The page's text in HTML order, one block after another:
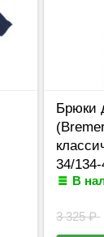
Брюки
34/
синий
В
3 325₽